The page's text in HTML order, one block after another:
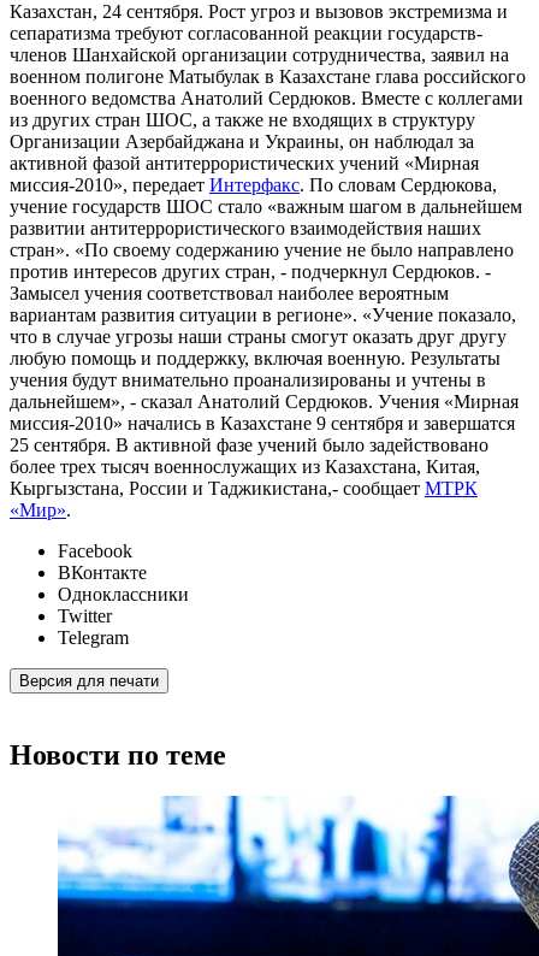
Казахстан, 24 сентября. Рост угроз и вызовов экстремизма и
сепаратизма требуют согласованной реакции государств-
членов Шанхайской организации сотрудничества, заявил на
военном полигоне Матыбулак в Казахстане глава российского
военного ведомства Анатолий Сердюков. Вместе с коллегами
из других стран ШОС, а также не входящих в структуру
Организации Азербайджана и Украины, он наблюдал за
активной фазой антитеррористических учений «Мирная
миссия-2010», передает Интерфакс. По словам Сердюкова,
учение государств ШОС стало «важным шагом в дальнейшем
развитии антитеррористического взаимодействия наших
стран». «По своему содержанию учение не было направлено
против интересов других стран, - подчеркнул Сердюков. -
Замысел учения соответствовал наиболее вероятным
вариантам развития ситуации в регионе». «Учение показало,
что в случае угрозы наши страны смогут оказать друг другу
любую помощь и поддержку, включая военную. Результаты
учения будут внимательно проанализированы и учтены в
дальнейшем», - сказал Анатолий Сердюков. Учения «Мирная
миссия-2010» начались в Казахстане 9 сентября и завершатся
25 сентября. В активной фазе учений было задействовано
более трех тысяч военнослужащих из Казахстана, Китая,
Кыргызстана, России и Таджикистана,- сообщает МТРК
«Мир».
Facebook
ВКонтакте
Одноклассники
Twitter
Telegram
Версия для печати
Новости по теме